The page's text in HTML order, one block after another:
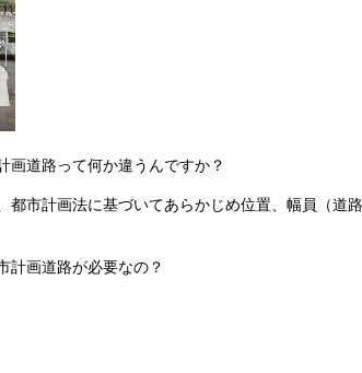
画道路って何か違うんですか？
都市計画法に基づいてあらかじめ位置、幅員（道
計画道路が必要なの？